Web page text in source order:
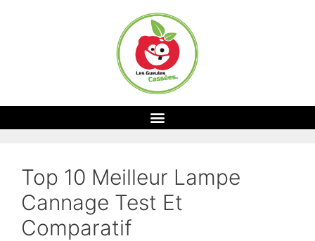
Top 10 Meilleur Lampe
Cannage Test Et
Comparatif